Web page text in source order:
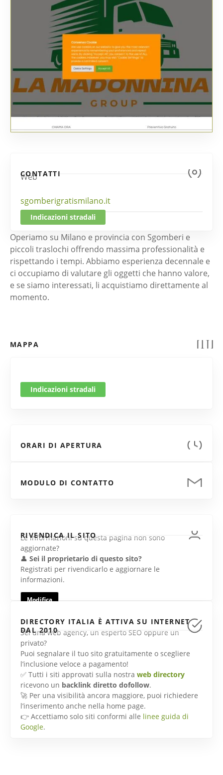
CONTATTI
Web
sgomberigratismilano.it
Indicazioni stradali
Operiamo su Milano e provincia con Sgomberi e
piccoli traslochi offrendo massima professionalità e
rispettando i tempi. Abbiamo esperienza decennale e
ci occupiamo di valutare gli oggetti che hanno valore,
e se siamo interessati, li acquistiamo direttamente al
momento.
MAPPA
Indicazioni stradali
ORARI DI APERTURA
MODULO DI CONTATTO
RIVENDICA IL SITO
Le informazioni su questa pagina non sono
aggiornate?
👤 Sei il proprietario di questo sito?
Registrati per rivendicarlo e aggiornare le
informazioni.
Modifica
DIRECTORY ITALIA È ATTIVA SU INTERNET
DAL 2010
Sei una web agency, un esperto SEO oppure un
privato?
Puoi segnalare il tuo sito gratuitamente o scegliere
l’inclusione veloce a pagamento!
✅ Tutti i siti approvati sulla nostra web directory
ricevono un backlink diretto dofollow.
🚀 Per una visibilità ancora maggiore, puoi richiedere
l’inserimento anche nella home page.
👉 Accettiamo solo siti conformi alle linee guida di
Google.